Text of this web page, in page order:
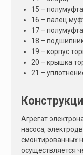
15 –
16 – палец
17 –
18 –
19 – корпус
20 – крышка
21 –
Агрегат
насоса,
смонтированных
осуществляется